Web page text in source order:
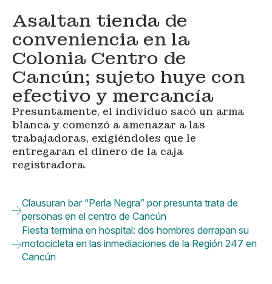
Asaltan tienda de
conveniencia en la
Colonia Centro de
Cancún; sujeto huye con
efectivo y mercancía
Presuntamente, el individuo sacó un arma
blanca y comenzó a amenazar a las
trabajadoras, exigiéndoles que le
entregaran el dinero de la caja
registradora.
Clausuran bar “Perla Negra” por presunta trata de
personas en el centro de Cancún
Fiesta termina en hospital: dos hombres derrapan su
motocicleta en las inmediaciones de la Región 247 en
Cancún